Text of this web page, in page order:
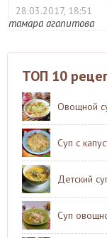
28.03.2017, 18:51
тамара агапитова
ТОП 10
Овощной
Суп с
Детский
Суп